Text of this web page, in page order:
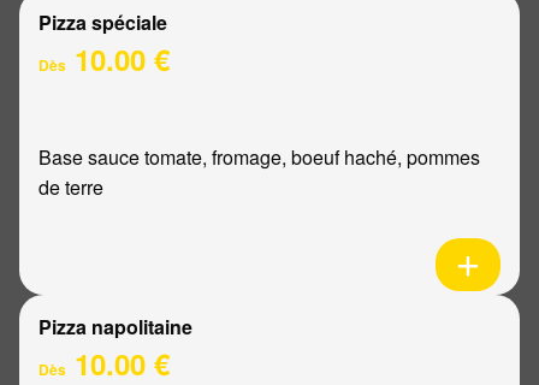
Pizza spéciale
Dès 10.00 €
Base sauce tomate, fromage, boeuf haché, pommes
de terre
Pizza napolitaine
Dès 10.00 €